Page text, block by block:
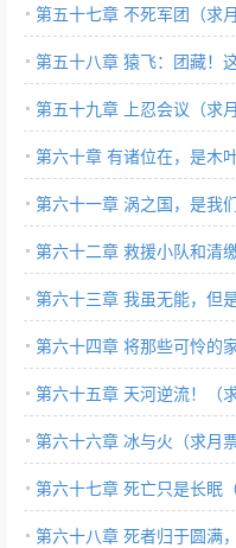
第五十七章 不死军团（求
第五十八章 猿飞：团藏！
视频彩蛋章）
第五十九章 上忍会议（求
第六十章 有诸位在，是木
第六十一章 涡之国，是我
第六十二章 救援小队和清
第六十三章 我虽无能，但
第六十四章 将那些可怜的
票！！）
第六十五章 天河逆流！（
第六十六章 冰与火（求月票
第六十七章 死亡只是长眠
第六十八章 死者归于圆满